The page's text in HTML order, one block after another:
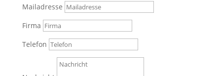
Mailadresse
Firma
Telefon